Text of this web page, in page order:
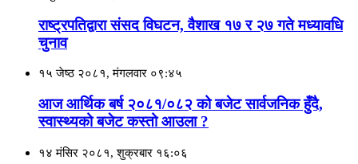
राष्ट्रपतिद्वारा संसद विघटन, वैशाख १७ र २७ गते मध्यावधि
चुनाव
१५ जेष्ठ २०८१, मंगलवार ०९:४५
आज आर्थिक बर्ष २०८१/०८२ को बजेट सार्वजनिक हुँदै,
स्वास्थ्यको बजेट कस्तो आउला ?
१४ मंसिर २०८१, शुक्रबार १६:०६